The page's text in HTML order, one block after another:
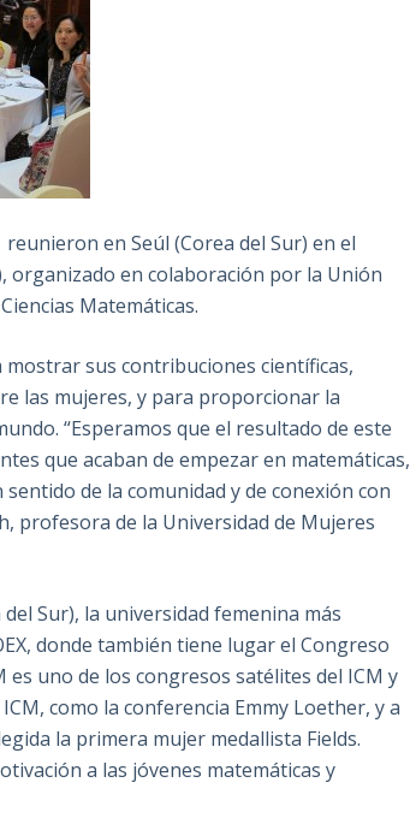
en Seúl (Corea del Sur) en el
organizado en colaboración por la Unión
Matemáticas.
sus contribuciones científicas,
las mujeres, y para proporcionar la
“Esperamos que el resultado de este
que acaban de empezar en matemáticas,
de la comunidad y de conexión con
profesora de la Universidad de Mujeres
Sur), la universidad femenina más
donde también tiene lugar el Congreso
es uno de los congresos satélites del ICM y
como la conferencia Emmy Loether, y a
la primera mujer medallista Fields.
a las jóvenes matemáticas y